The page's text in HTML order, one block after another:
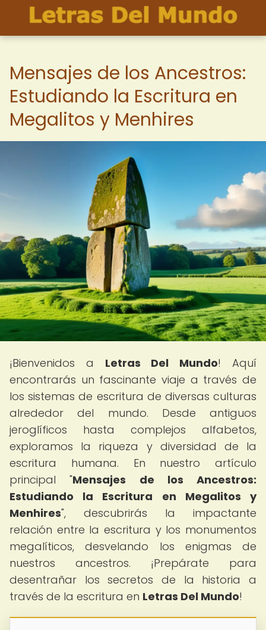
Mensajes de los Ancestros:
Estudiando la Escritura en
Megalitos y Menhires
¡Bienvenidos a Letras Del Mundo! Aquí
encontrarás un fascinante viaje a través de
los sistemas de escritura de diversas culturas
alrededor del mundo. Desde antiguos
jeroglíficos hasta complejos alfabetos,
exploramos la riqueza y diversidad de la
escritura humana. En nuestro artículo
principal "Mensajes de los Ancestros:
Estudiando la Escritura en Megalitos y
Menhires", descubrirás la impactante
relación entre la escritura y los monumentos
megalíticos, desvelando los enigmas de
nuestros ancestros. ¡Prepárate para
desentrañar los secretos de la historia a
través de la escritura en Letras Del Mundo!